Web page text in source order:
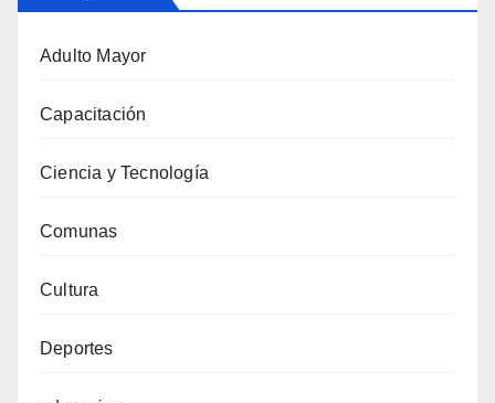
Adulto Mayor
Capacitación
Ciencia y Tecnología
Comunas
Cultura
Deportes